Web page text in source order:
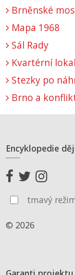
Brněnské
Mapa 1968
Sál Rady
Kvartérní
Stezky po
Brno a
Encyklopedie
tmavý
© 2026